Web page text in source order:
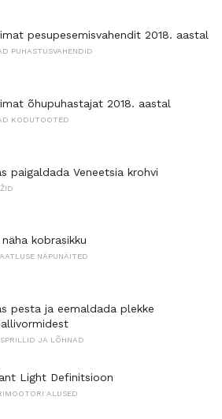
pesupesemisvahendit 2018. aastal
PUHASTUSVAHENDID
õhupuhastajat 2018. aastal
KODUTOOTED
paigaldada Veneetsia krohvi
kobrasikku
NÄPUNÄITED
pesta ja eemaldada plekke
JA LÕHNAD
Light Definitsioon
ALUSED